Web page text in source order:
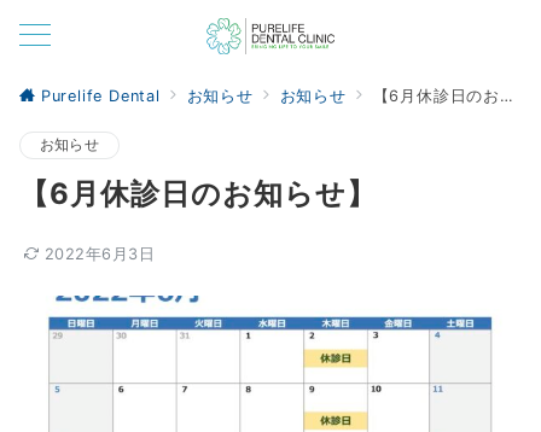
Purelife Dental お知らせ お知らせ 【6月休診日のお知らせ】
お知らせ
【6月休診日のお知らせ】
2022年6月3日